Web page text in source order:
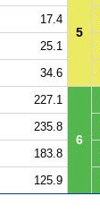
5
17.4
25.1
34.6
227.1
6
235.8
183.8
125.9